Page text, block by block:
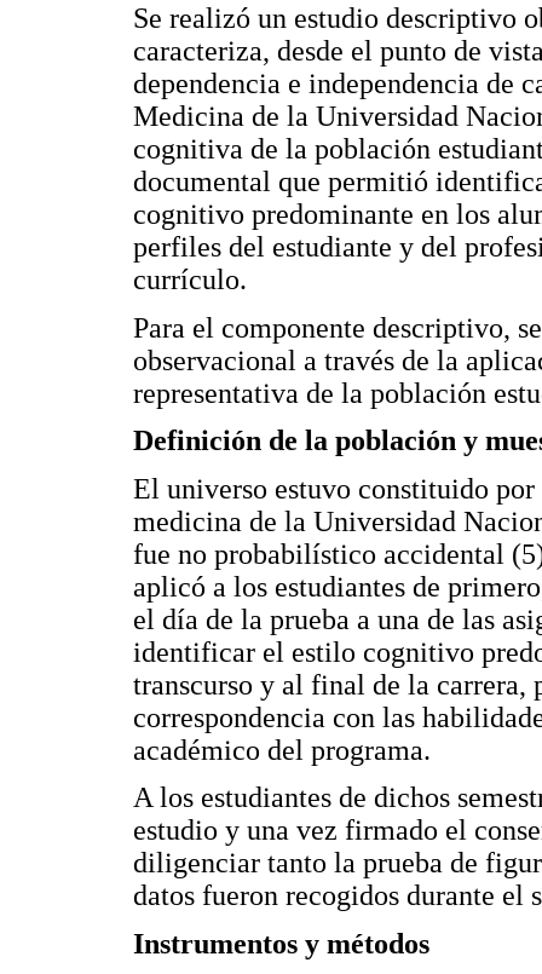
Se realizó un estudio descriptivo
caracteriza, desde el punto de
dependencia e independencia de
Medicina de la Universidad
cognitiva de la población
documental que permitió
cognitivo predominante en los
perfiles del estudiante y del
currículo.
Para el componente descriptivo,
observacional a través de la
representativa de la población
Definición de la población y
El universo estuvo constituido por
medicina de la Universidad
fue no probabilístico accidental
aplicó a los estudiantes de
el día de la prueba a una de las
identificar el estilo cognitivo
transcurso y al final de la carrera,
correspondencia con las
académico del programa.
A los estudiantes de dichos
estudio y una vez firmado el
diligenciar tanto la prueba de
datos fueron recogidos durante el
Instrumentos y métodos